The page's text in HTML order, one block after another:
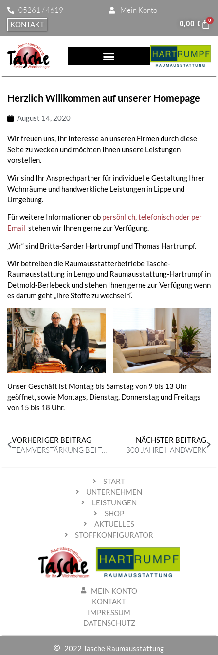
05261 / 4619 Mein Konto
KONTAKT 0,00 € 0
Herzlich Willkommen auf unserer Homepage
August 14, 2020
Wir freuen uns, Ihr Interesse an unseren Firmen durch diese
Seite zu wecken und möchten Ihnen unsere Leistungen
vorstellen.
Wir sind Ihr Ansprechpartner für individuelle Gestaltung Ihrer
Wohnräume und handwerkliche Leistungen in Lippe und
Umgebung.
Für weitere Informationen ob persönlich, telefonisch oder per
Email stehen wir Ihnen gerne zur Verfügung.
„Wir“ sind Britta-Sander Hartrumpf und Thomas Hartrumpf.
Wir betreiben die Raumausstatterbetriebe Tasche-
Raumausstattung in Lemgo und Raumausstattung-Hartrumpf in
Detmold-Berlebeck und stehen Ihnen gerne zur Verfügung wenn
es darum geht „ihre Stoffe zu wechseln“.
Unser Geschäft ist Montag bis Samstag von 9 bis 13 Uhr
geöffnet, sowie Montags, Dienstag, Donnerstag und Freitags
von 15 bis 18 Uhr.
VORHERIGER BEITRAG
TEAMVERSTÄRKUNG BEI TASCHE RAUMAUSSTATTUNG
NÄCHSTER BEITRAG
300 JAHRE HANDWERK
START
UNTERNEHMEN
LEISTUNGEN
SHOP
AKTUELLES
STOFFKONFIGURATOR
MEIN KONTO
KONTAKT
IMPRESSUM
DATENSCHUTZ
2022 Tasche Raumausstattung